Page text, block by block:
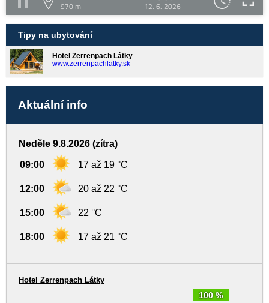
970 m
12. 6. 2026
Tipy na ubytování
Hotel Zerrenpach Látky
www.zerrenpachlatky.sk
Aktuální info
Neděle 9.8.2026 (zítra)
09:00 17 až 19 °C
12:00 20 až 22 °C
15:00 22 °C
18:00 17 až 21 °C
100 %
Hotel Zerrenpach Látky